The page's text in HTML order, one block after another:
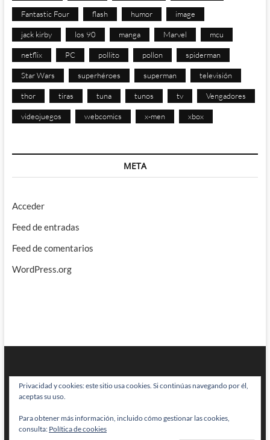
Fantastic Four flash humor image
jack kirby los 90 manga Marvel mcu
netflix PC pollito pollon spiderman
Star Wars superhéroes superman televisión
thor tiras tuna tunos tv Vengadores
videojuegos webcomics x-men xbox
META
Acceder
Feed de entradas
Feed de comentarios
WordPress.org
BRAINSTOMPING| Diseñado por:Theme Freesia|WordPress| © Todos
los derechos reservados
Privacidad y cookies: este sitio usa cookies. Si continúas navegando por él,
aceptas su uso.
Para obtener más información, incluido cómo gestionar las cookies,
consulta: Política de cookies